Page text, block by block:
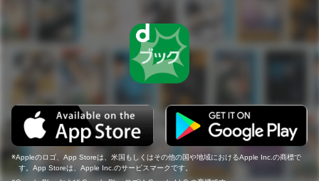
Appleのロゴ、App Storeは、米国もしくはその他の国や地域におけるApple Inc.の商標で
す。App Storeは、Apple Inc.のサービスマークです。